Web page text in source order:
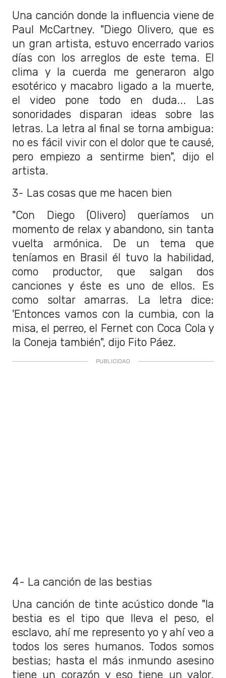
Una canción donde la influencia viene de
Paul McCartney. "Diego Olivero, que es
un gran artista, estuvo encerrado varios
días con los arreglos de este tema. El
clima y la cuerda me generaron algo
esotérico y macabro ligado a la muerte,
el video pone todo en duda... Las
sonoridades disparan ideas sobre las
letras. La letra al final se torna ambigua:
no es fácil vivir con el dolor que te causé,
pero empiezo a sentirme bien", dijo el
artista.
3- Las cosas que me hacen bien
"Con Diego (Olivero) queríamos un
momento de relax y abandono, sin tanta
vuelta armónica. De un tema que
teníamos en Brasil él tuvo la habilidad,
como productor, que salgan dos
canciones y éste es uno de ellos. Es
como soltar amarras. La letra dice:
'Entonces vamos con la cumbia, con la
misa, el perreo, el Fernet con Coca Cola y
la Coneja también", dijo Fito Páez.
4- La canción de las bestias
Una canción de tinte acústico donde "la
bestia es el tipo que lleva el peso, el
esclavo, ahí me represento yo y ahí veo a
todos los seres humanos. Todos somos
bestias; hasta el más inmundo asesino
tiene un corazón y eso tiene un valor.